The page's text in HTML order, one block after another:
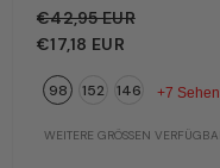
Kinder Langarmshirt
Dunkelblau – Rakete,
Bio-Baumwolle GOTS |
€42,95 EUR
€17,18 EUR
98 152 146 +7 Sehen
WEITERE GRÖSSEN VERFÜGBAR